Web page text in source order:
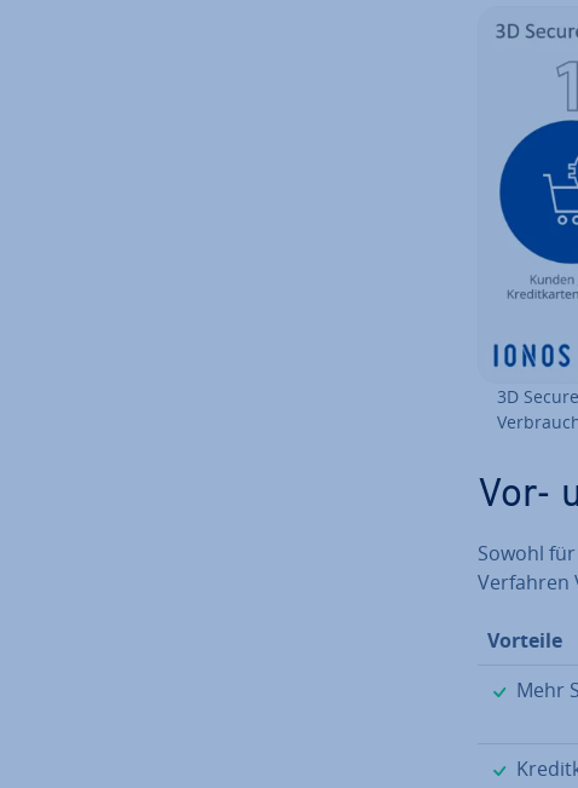
3D
Vor-
Sowohl
Verfahren
Vorteile
✓
Mehr
✓